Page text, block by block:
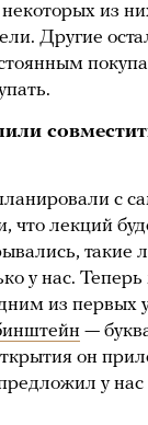
из
Другие
с
что лекций
такие
у нас.
из первых
—
он
у нас